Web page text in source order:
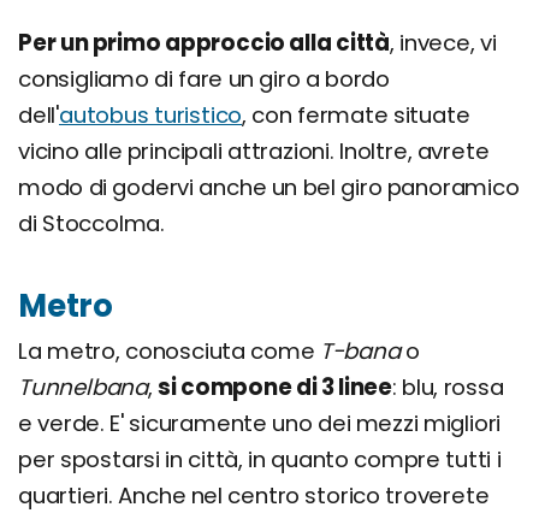
Per un primo approccio alla città, invece, vi
consigliamo di fare un giro a bordo
dell'autobus turistico, con fermate situate
vicino alle principali attrazioni. Inoltre, avrete
modo di godervi anche un bel giro panoramico
di Stoccolma.
Metro
La metro, conosciuta come T-banao
Tunnelbana,si compone di 3 linee: blu, rossa
e verde. E' sicuramente uno dei mezzi migliori
per spostarsi in città, in quanto compre tutti i
quartieri. Anche nel centro storico troverete